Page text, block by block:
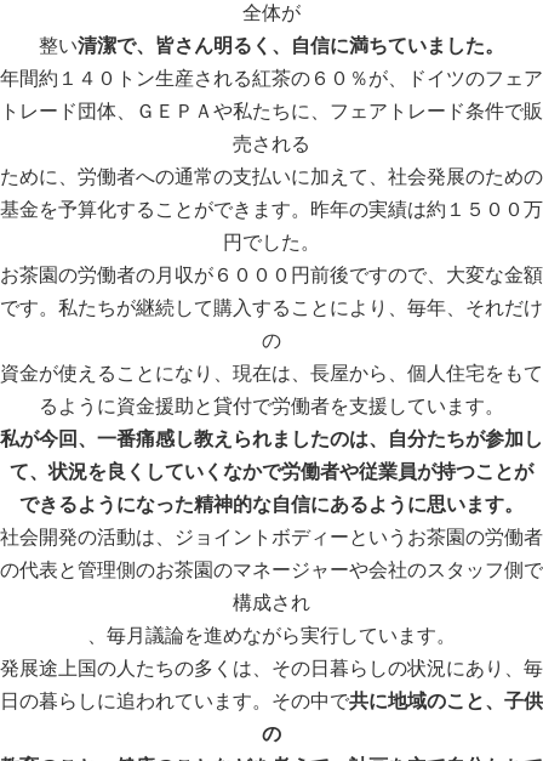
全体が
整い清潔で、皆さん明るく、自信に満ちていました。
年間約１４０トン生産される紅茶の６０％が、ドイツのフェア
トレード団体、ＧＥＰＡや私たちに、フェアトレード条件で販
売される
ために、労働者への通常の支払いに加えて、社会発展のための
基金を予算化することができます。昨年の実績は約１５００万
円でした。
お茶園の労働者の月収が６０００円前後ですので、大変な金額
です。私たちが継続して購入することにより、毎年、それだけ
の
資金が使えることになり、現在は、長屋から、個人住宅をもて
るように資金援助と貸付で労働者を支援しています。
私が今回、一番痛感し教えられましたのは、自分たちが参加し
て、状況を良くしていくなかで労働者や従業員が持つことが
できるようになった精神的な自信にあるように思います。
社会開発の活動は、ジョイントボディーというお茶園の労働者
の代表と管理側のお茶園のマネージャーや会社のスタッフ側で
構成され
、毎月議論を進めながら実行しています。
発展途上国の人たちの多くは、その日暮らしの状況にあり、毎
日の暮らしに追われています。その中で共に地域のこと、子供
の